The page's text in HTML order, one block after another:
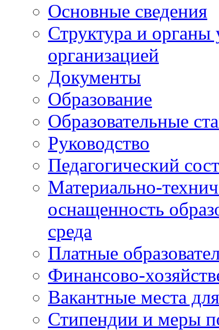
Основные сведения
Структура и органы
организацией
Документы
Образование
Образовательные
Руководство
Педагогический
Материально-
оснащенность
среда
Платные
Финансово-
Вакантные места
Стипендии и меры